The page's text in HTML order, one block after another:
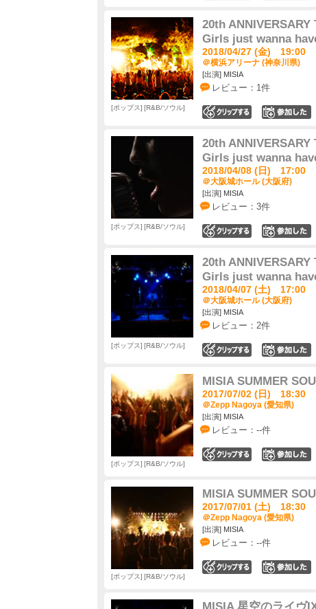
20th ANNIVERSARY
Girls just wanna
2018/04/27 (金) 19:00
＠横浜アリーナ (神奈川県)
[出演] MISIA
レビュー：1件
ポップス R&B/ソウル
20th ANNIVERSARY
Girls just wanna
2018/04/08 (日) 17:00
＠大阪城ホール (大阪府)
[出演] MISIA
レビュー：3件
ポップス R&B/ソウル
20th ANNIVERSARY
Girls just wanna
2018/04/07 (土) 17:00
＠大阪城ホール (大阪府)
[出演] MISIA
レビュー：2件
ポップス R&B/ソウル
MISIA SUMMER
2017/07/02 (日) 18:30
＠Zepp Nagoya (愛知県)
[出演] MISIA
レビュー：--件
ポップス R&B/ソウル
MISIA SUMMER
2017/07/01 (土) 18:30
＠Zepp Nagoya (愛知県)
[出演] MISIA
レビュー：--件
ポップス R&B/ソウル
MISIA 星空のライヴ